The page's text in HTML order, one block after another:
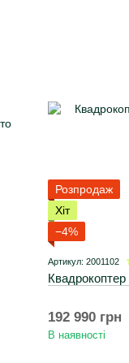
Розпродаж
Хіт
−4%
Артикул: 2001102
192 990 грн
В наявності